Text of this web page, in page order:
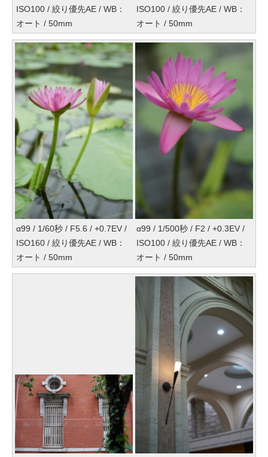
ISO100 / 絞り優先AE / WB：
オート / 50mm
ISO100 / 絞り優先AE / WB：
オート / 50mm
α99 / 1/60秒 / F5.6 / +0.7EV /
ISO160 / 絞り優先AE / WB：
オート / 50mm
α99 / 1/500秒 / F2 / +0.3EV /
ISO100 / 絞り優先AE / WB：
オート / 50mm